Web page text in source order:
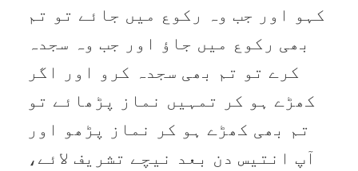
کہو اور جب وہ رکوع میں جائے تو تم
بھی رکوع میں جاؤ اور جب وہ سجدہ
کرے تو تم بھی سجدہ کرو اور اگر
کھڑے ہو کر تمہیں نماز پڑھائے تو
تم بھی کھڑے ہو کر نماز پڑھو اور
آپ انتیس دن بعد نیچے تشریف لائے،